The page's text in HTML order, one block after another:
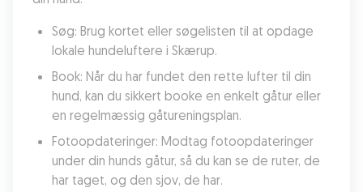
Søg: Brug kortet eller søgelisten til at opdage
lokale hundeluftere i Skærup.
Book: Når du har fundet den rette lufter til din
hund, kan du sikkert booke en enkelt gåtur eller
en regelmæssig gåtureningsplan.
Fotoopdateringer: Modtag fotoopdateringer
under din hunds gåtur, så du kan se de ruter, de
har taget, og den sjov, de har.